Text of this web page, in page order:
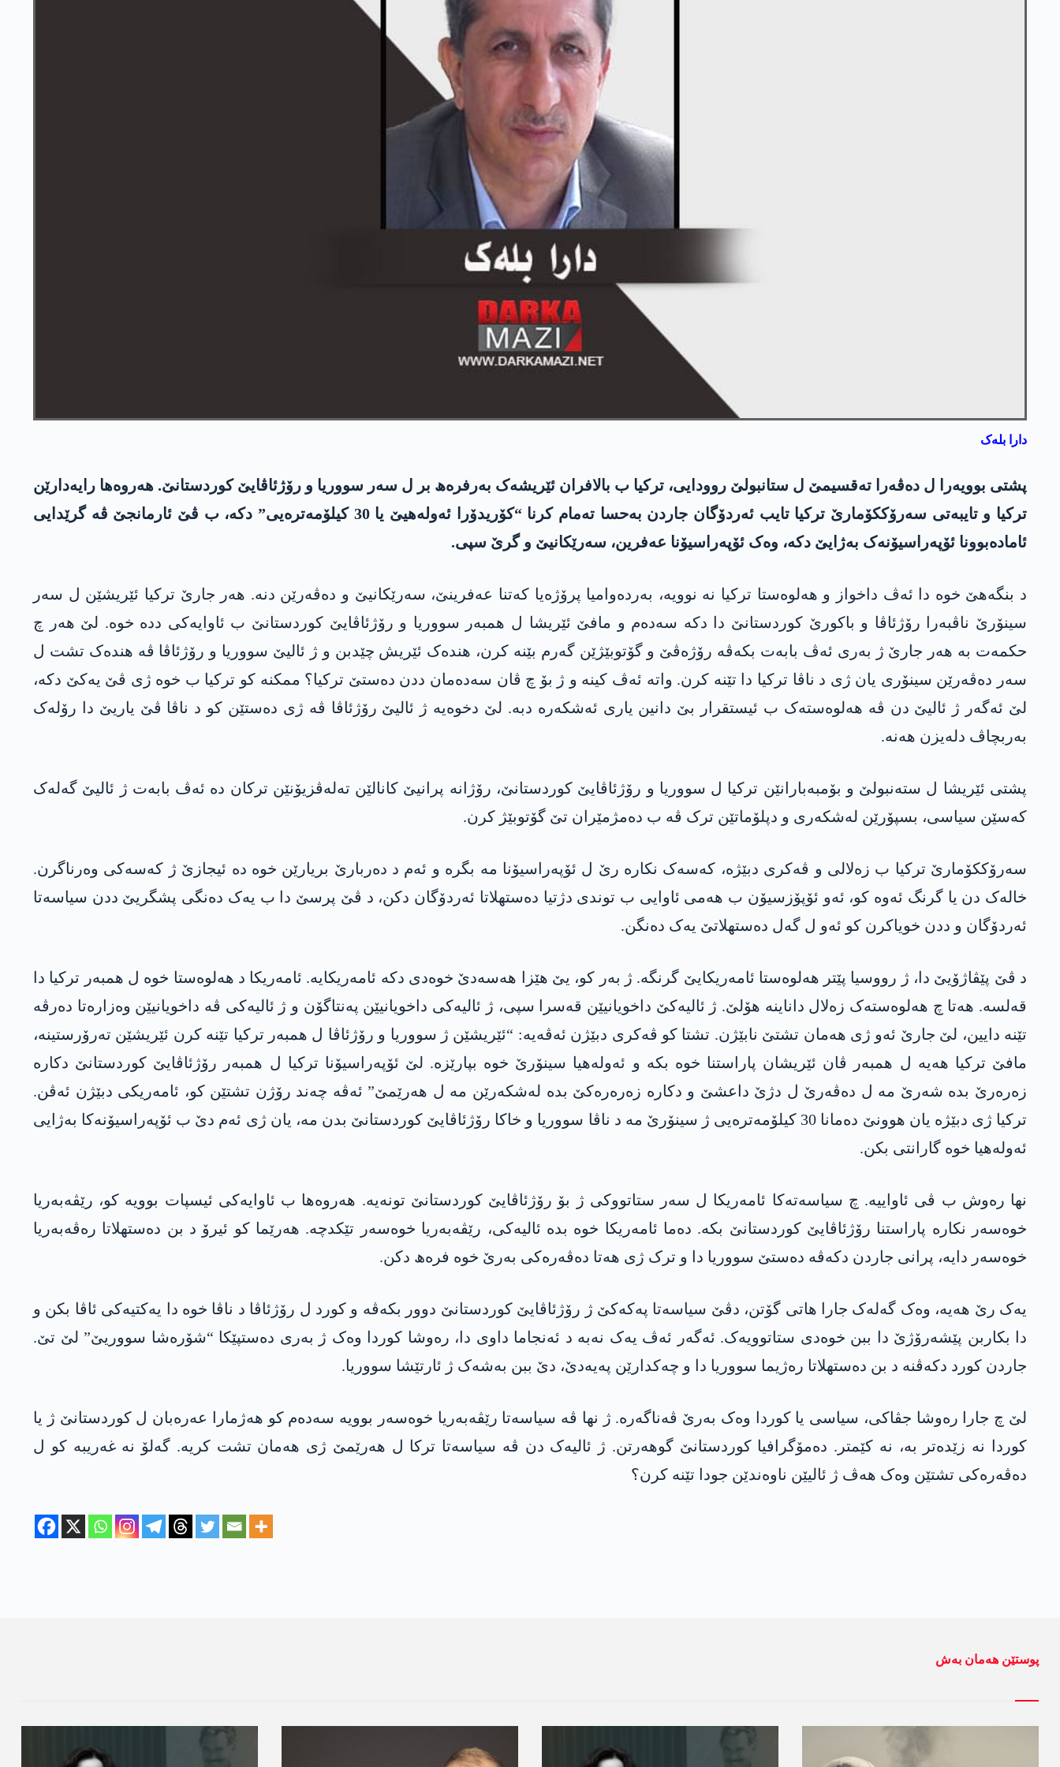
دارا بلەک
پشتی بوویەرا ل دەڤەرا تەقسیمێ ل ستانبولێ روودایی، ترکیا ب بالافران ئێریشەک بەرفرەھ بر ل سەر سووریا و رۆژئاڤایێ کوردستانێ. ھەروەھا رایەدارێن
ترکیا و تایبەتی سەرۆککۆمارێ ترکیا تایب ئەردۆگان جاردن بەحسا تەمام کرنا “کۆریدۆرا ئەولەھیێ یا 30 کیلۆمەترەیی” دکە، ب ڤێ ئارمانجێ ڤە گرێدایی
ئامادەبوونا ئۆپەراسیۆنەک بەژایێ دکە، وەک ئۆپەراسیۆنا عەفرین، سەرێکانیێ و گرێ سپی.
د بنگەھێ خوە دا ئەڤ داخواز و ھەلوەستا ترکیا نە نوویە، بەردەوامیا پرۆژەیا کەتنا عەفرینێ، سەرێکانیێ و دەڤەرێن دنە. ھەر جارێ ترکیا ئێریشێن ل سەر
سینۆرێ ناڤبەرا رۆژئاڤا و باکورێ کوردستانێ دا دکە سەدەم و مافێ ئێریشا ل ھمبەر سووریا و رۆژئاڤایێ کوردستانێ ب ئاوایەکی ددە خوە. لێ ھەر چ
حکمەت بە ھەر جارێ ژ بەری ئەڤ بابەت بکەڤە رۆژەڤێ و گۆتوبێژێن گەرم بێنە کرن، ھندەک ئێریش چێدبن و ژ ئالیێ سووریا و رۆژئاڤا ڤە ھندەک تشت ل
سەر دەڤەرێن سینۆری یان ژی د ناڤا ترکیا دا تێنە کرن. واتە ئەڤ کینە و ژ بۆ چ ڤان سەدەمان ددن دەستێ ترکیا؟ ممکنە کو ترکیا ب خوە ژی ڤێ یەکێ دکە،
لێ ئەگەر ژ ئالیێ دن ڤە ھەلوەستەک ب ئیستقرار بێ دانین یاری ئەشکەرە دبە. لێ دخوەیە ژ ئالیێ رۆژئاڤا ڤە ژی دەستێن کو د ناڤا ڤێ یاریێ دا رۆلەک
بەربچاڤ دلەیزن ھەنە.
پشتی ئێریشا ل ستەنبولێ و بۆمبەبارانێن ترکیا ل سووریا و رۆژئاڤایێ کوردستانێ، رۆژانە پرانیێ کانالێن تەلەڤزیۆنێن ترکان دە ئەڤ بابەت ژ ئالیێ گەلەک
کەسێن سیاسی، بسپۆرێن لەشکەری و دپلۆماتێن ترک ڤە ب دەمژمێران تێ گۆتوبێژ کرن.
سەرۆککۆمارێ ترکیا ب زەلالی و ڤەکری دبێژە، کەسەک نکارە رێ ل ئۆپەراسیۆنا مە بگرە و ئەم د دەربارێ بریارێن خوە دە ئیجازێ ژ کەسەکی وەرناگرن.
خالەک دن یا گرنگ ئەوە کو، ئەو ئۆپۆزسیۆن ب ھەمی ئاوایی ب توندی دژتیا دەستھلاتا ئەردۆگان دکن، د ڤێ پرسێ دا ب یەک دەنگی پشگریێ ددن سیاسەتا
ئەردۆگان و ددن خویاکرن کو ئەو ل گەل دەستھلاتێ یەک دەنگن.
د ڤێ پێڤاژۆیێ دا، ژ رووسیا پێتر ھەلوەستا ئامەریکایێ گرنگە. ژ بەر کو، یێ ھێزا ھەسەدێ خوەدی دکە ئامەریکایە. ئامەریکا د ھەلوەستا خوە ل ھمبەر ترکیا دا
قەلسە. ھەتا چ ھەلوەستەک زەلال داناینە ھۆلێ. ژ ئالیەکێ داخویانیێن قەسرا سپی، ژ ئالیەکی داخویانیێن پەنتاگۆن و ژ ئالیەکی ڤە داخویانیێن وەزارەتا دەرڤە
تێنە دایین، لێ جارێ ئەو ژی ھەمان تشتێ نابێژن. تشتا کو ڤەکری دبێژن ئەڤەیە: “ئێریشێن ژ سووریا و رۆژئاڤا ل ھمبەر ترکیا تێنە کرن ئێریشێن تەرۆرستینە،
مافێ ترکیا ھەیە ل ھمبەر ڤان ئێریشان پاراستنا خوە بکە و ئەولەھیا سینۆرێ خوە بپارێزە. لێ ئۆپەراسیۆنا ترکیا ل ھمبەر رۆژئاڤایێ کوردستانێ دکارە
زەرەرێ بدە شەرێ مە ل دەڤەرێ ل دژێ داعشێ و دکارە زەرەرەکێ بدە لەشکەرێن مە ل ھەرێمێ” ئەڤە چەند رۆژن تشتێن کو، ئامەریکی دبێژن ئەڤن.
ترکیا ژی دبێژە یان ھوونێ دەمانا 30 کیلۆمەترەیی ژ سینۆرێ مە د ناڤا سووریا و خاکا رۆژئاڤایێ کوردستانێ بدن مە، یان ژی ئەم دێ ب ئۆپەراسیۆنەکا بەژایی
ئەولەھیا خوە گارانتی بکن.
نھا رەوش ب ڤی ئاواییە. چ سیاسەتەکا ئامەریکا ل سەر ستاتووکی ژ بۆ رۆژئاڤایێ کوردستانێ تونەیە. ھەروەھا ب ئاوایەکی ئیسپات بوویە کو، رێڤەبەریا
خوەسەر نکارە پاراستنا رۆژئاڤایێ کوردستانێ بکە. دەما ئامەریکا خوە بدە ئالیەکی، رێڤەبەریا خوەسەر تێکدچە. ھەرێما کو ئیرۆ د بن دەستھلاتا رەڤەبەریا
خوەسەر دایە، پرانی جاردن دکەڤە دەستێ سووریا دا و ترک ژی ھەتا دەڤەرەکی بەرێ خوە فرەھ دکن.
یەک رێ ھەیە، وەک گەلەک جارا ھاتی گۆتن، دڤێ سیاسەتا پەکەکێ ژ رۆژئاڤایێ کوردستانێ دوور بکەڤە و کورد ل رۆژئاڤا د ناڤا خوە دا یەکتیەکی ئاڤا بکن و
دا بکاربن پێشەرۆژێ دا ببن خوەدی ستاتوویەک. ئەگەر ئەڤ یەک نەبە د ئەنجاما داوی دا، رەوشا کوردا وەک ژ بەری دەستپێکا “شۆرەشا سووریێ” لێ تێ.
جاردن کورد دکەڤنە د بن دەستھلاتا رەژیما سووریا دا و چەکدارێن پەیەدێ، دێ ببن بەشەک ژ ئارتێشا سووریا.
لێ چ جارا رەوشا جڤاکی، سیاسی یا کوردا وەک بەرێ ڤەناگەرە. ژ نھا ڤە سیاسەتا رێڤەبەریا خوەسەر بوویە سەدەم کو ھەژمارا عەرەبان ل کوردستانێ ژ یا
کوردا نە زێدەتر بە، نە کێمتر. دەمۆگرافیا کوردستانێ گوھەرتن. ژ ئالیەک دن ڤە سیاسەتا ترکا ل ھەرێمێ ژی ھەمان تشت کریە. گەلۆ نە غەریبە کو ل
دەڤەرەکی تشتێن وەک ھەڤ ژ ئالیێن ناوەندێن جودا تێنە کرن؟
پوستێن ھەمان بەش